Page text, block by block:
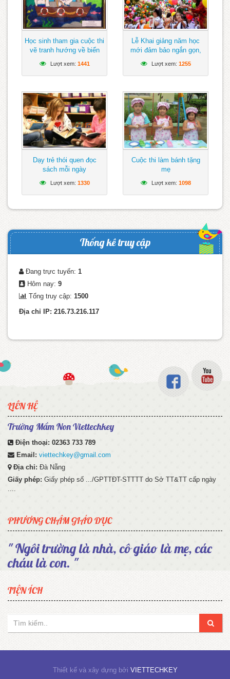
Học sinh tham gia cuộc thi
vẽ tranh hướng về biển
Lượt xem: 1441
Lễ Khai giảng năm học
mới đảm bảo ngắn gọn,
Lượt xem: 1255
Dạy trẻ thói quen đọc
sách mỗi ngày
Lượt xem: 1330
Cuộc thi làm bánh tặng
mẹ
Lượt xem: 1098
Thống kê truy cập
Đang trực tuyến: 1
Hôm nay: 9
Tổng truy cập: 1500
Địa chỉ IP: 216.73.216.117
LIÊN HỆ
Trường Mầm Non Viettechkey
Điện thoại: 02363 733 789
Email: viettechkey@gmail.com
Địa chỉ: Đà Nẵng
Giấy phép: Giấy phép số .../GPTTĐT-STTTT do Sở TT&TT cấp ngày
....
PHƯƠNG CHÂM GIÁO DỤC
" Ngôi trường là nhà, cô giáo là mẹ, các
cháu là con. "
TIỆN ÍCH
Thiết kế và xây dựng bởi VIETTECHKEY